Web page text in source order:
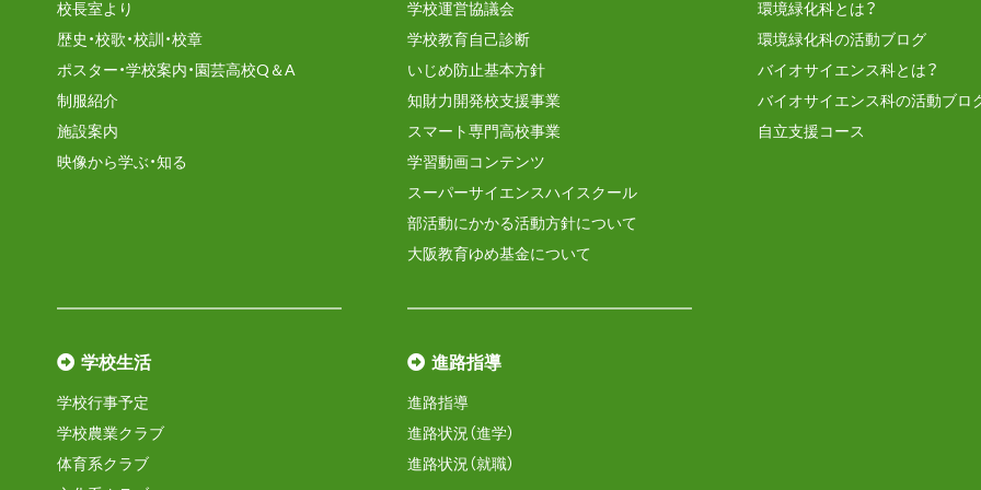
校長室より
歴史・校歌・校訓・校章
ポスター・学校案内・園芸高校Q＆A
制服紹介
施設案内
映像から学ぶ・知る
学校運営協議会
学校教育自己診断
いじめ防止基本方針
知財力開発校支援事業
スマート専門高校事業
学習動画コンテンツ
スーパーサイエンスハイスクール
部活動にかかる活動方針について
大阪教育ゆめ基金について
環境緑化科とは？
環境緑化科の活動ブログ
バイオサイエンス科とは？
バイオサイエンス科の活動ブロ
自立支援コース
学校生活
学校行事予定
学校農業クラブ
体育系クラブ
進路指導
進路指導
進路状況（進学）
進路状況（就職）